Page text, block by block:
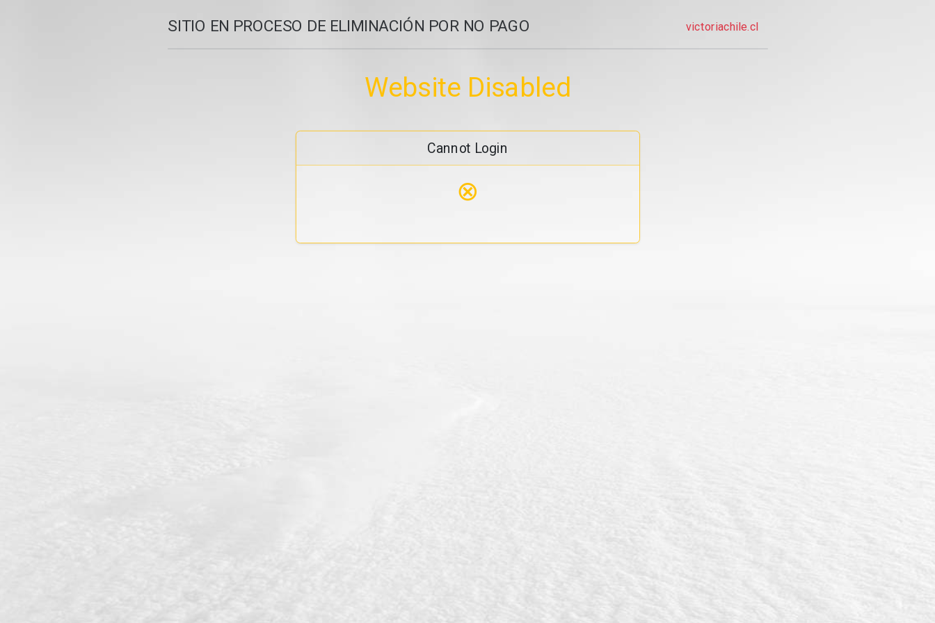
SITIO EN PROCESO DE ELIMINACIÓN POR NO PAGO victoriachile.cl
Website Disabled
Cannot Login
⊗